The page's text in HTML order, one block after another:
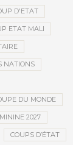
D'ETAT
ETAT MALI
NATIONS
DU MONDE
2027
COUPS D’ÉTAT